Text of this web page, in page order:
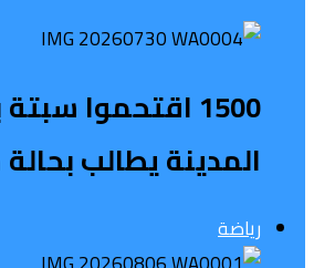
1500 اقتحموا
المدينة يطالب
رياضة